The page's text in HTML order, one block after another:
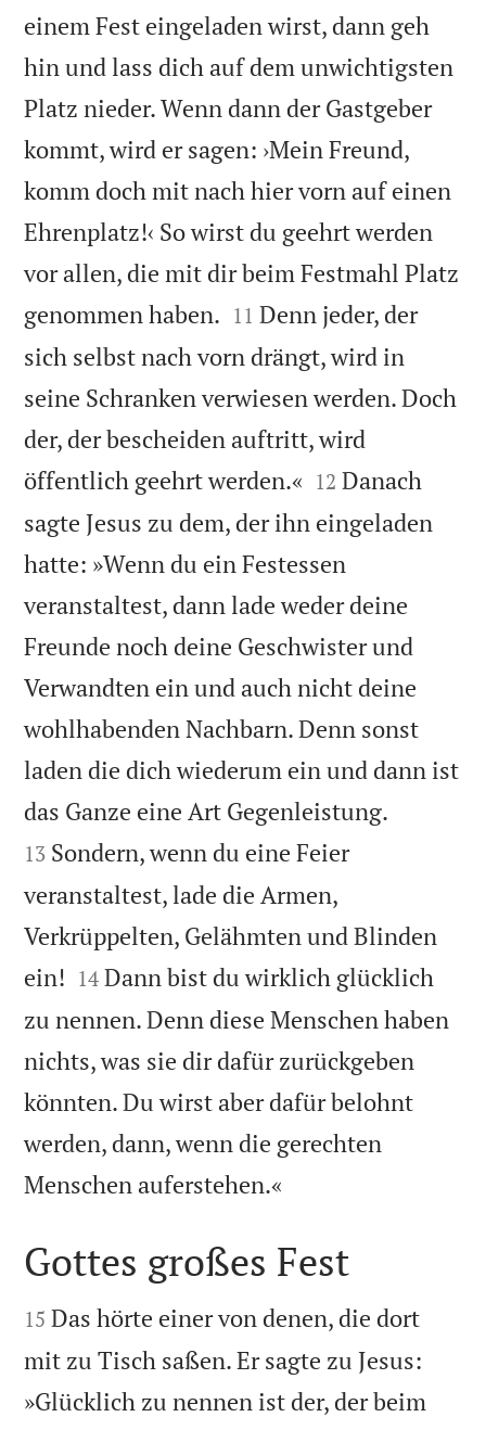
einem Fest eingeladen wirst, dann geh
hin und lass dich auf dem unwichtigsten
Platz nieder. Wenn dann der Gastgeber
kommt, wird er sagen: ›Mein Freund,
komm doch mit nach hier vorn auf einen
Ehrenplatz!‹ So wirst du geehrt werden
vor allen, die mit dir beim Festmahl Platz
genommen haben. 

11 Denn jeder, der
sich selbst nach vorn drängt, wird in
seine Schranken verwiesen werden. Doch
der, der bescheiden auftritt, wird
öffentlich geehrt werden.« 

12 Danach
sagte Jesus zu dem, der ihn eingeladen
hatte: »Wenn du ein Festessen
veranstaltest, dann lade weder deine
Freunde noch deine Geschwister und
Verwandten ein und auch nicht deine
wohlhabenden Nachbarn. Denn sonst
laden die dich wiederum ein und dann ist
das Ganze eine Art Gegenleistung.
13 Sondern, wenn du eine Feier
veranstaltest, lade die Armen,
Verkrüppelten, Gelähmten und Blinden
ein! 

14 Dann bist du wirklich glücklich
zu nennen. Denn diese Menschen haben
nichts, was sie dir dafür zurückgeben
könnten. Du wirst aber dafür belohnt
werden, dann, wenn die gerechten
Menschen auferstehen.«

Gottes großes Fest

15 Das hörte einer von denen, die dort
mit zu Tisch saßen. Er sagte zu Jesus:
»Glücklich zu nennen ist der, der beim